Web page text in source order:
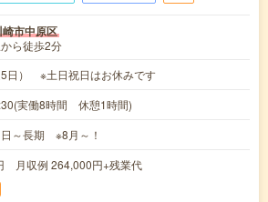
崎市中原区
ら徒歩2分
5日） ※土日祝日はお休みです
実働8時間 休憩1時間)
日～長期 ※8月～！
月収例 264,000円+残業代